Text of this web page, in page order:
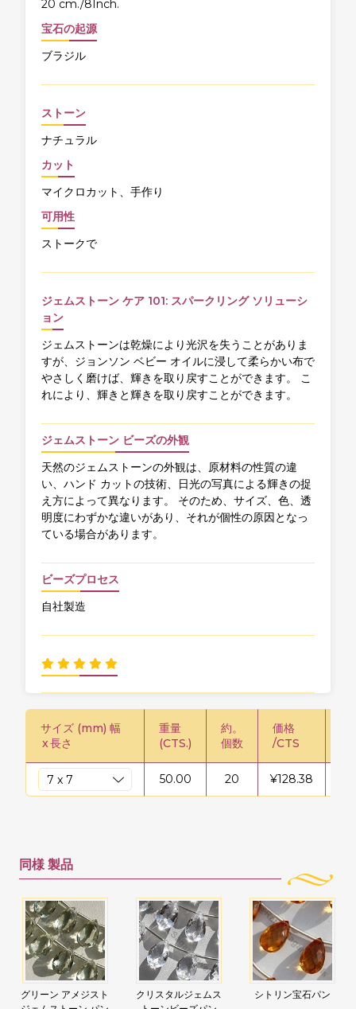
20 cm./8Inch.
宝石の起源
ブラジル
ストーン
ナチュラル
カット
マイクロカット、手作り
可用性
ストークで
ジェムストーン ケア 101: スパークリング ソリューシ
ョン
ジェムストーンは乾燥により光沢を失うことがありま
すが、ジョンソン ベビー オイルに浸して柔らかい布で
やさしく磨けば、輝きを取り戻すことができます。 こ
れにより、輝きと輝きを取り戻すことができます。
ジェムストーン ビーズの外観
天然のジェムストーンの外観は、原材料の性質の違
い、ハンド カットの技術、日光の写真による輝きの捉
え方によって異なります。 そのため、サイズ、色、透
明度にわずかな違いがあり、それが個性の原因となっ
ている場合があります。
ビーズプロセス
自社製造
サイズ (mm) 幅
x長さ
重量
(CTS.)
約。
個数
価格
/CTS
50.00 20 ¥128.38
同様 製品
グリーン アメジスト
クリスタルジェムス
シトリン宝石パン